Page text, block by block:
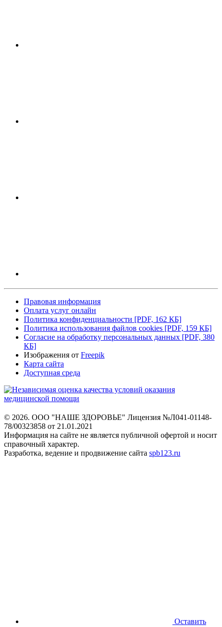
Правовая информация
Оплата услуг онлайн
Политика конфиденциальности [PDF, 162 КБ]
Политика использования файлов cookies [PDF, 159 КБ]
Согласие на обработку персональных данных [PDF, 380
КБ]
Изображения от Freepik
Карта сайта
Доступная среда
© 2026. ООО "НАШЕ ЗДОРОВЬЕ" Лицензия №Л041-01148-
78/00323858 от 21.01.2021
Информация на сайте не является публичной офертой и носит
справочный характер.
Разработка, ведение и продвижение сайта spb123.ru
Оставить